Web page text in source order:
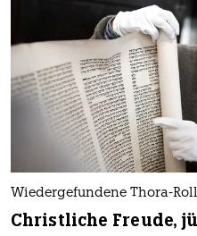
Wiedergefundene Thora-
Christliche Freude,